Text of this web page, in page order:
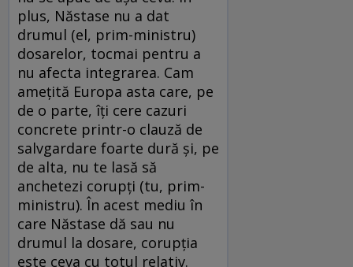
plus, Năstase nu a dat
drumul (el, prim-ministru)
dosarelor, tocmai pentru a
nu afecta integrarea. Cam
ameţită Europa asta care, pe
de o parte, îţi cere cazuri
concrete printr-o clauză de
salvgardare foarte dură şi, pe
de alta, nu te lasă să
anchetezi corupţi (tu, prim-
ministru). În acest mediu în
care Năstase dă sau nu
drumul la dosare, corupţia
este ceva cu totul relativ.